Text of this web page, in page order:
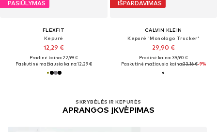
PASIŪLYMAS
FLEXFIT
Kepurė
12,29 €
Pradinė kaina: 22,99 €
Paskutinė mažiausia kaina:12,29 €
IŠPARDAVIMAS
CALVIN KLEIN
Kepurė 'Monologo Trucker'
29,90 €
Pradinė kaina: 39,90 €
Paskutinė mažiausia kaina:33,16 €-9%
SKRYBĖLĖS IR KEPURĖS
APRANGOS ĮKVĖPIMAS